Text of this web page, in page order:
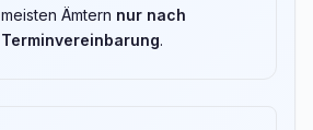
meisten Ämtern nur nach
Terminvereinbarung.